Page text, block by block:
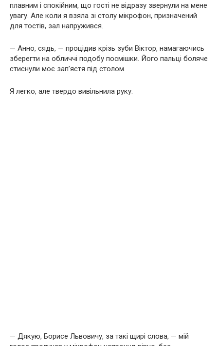
плавним і спокійним, що гості не відразу звернули на мене
увагу. Але коли я взяла зі столу мікрофон, призначений
для тостів, зал напружився.
— Анно, сядь, — процідив крізь зуби Віктор, намагаючись
зберегти на обличчі подобу посмішки. Його пальці боляче
стиснули моє зап’ястя під столом.
Я легко, але твердо вивільнила руку.
— Дякую, Борисе Львовичу, за такі щирі слова, — мій